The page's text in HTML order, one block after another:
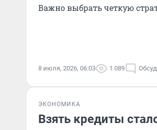
Важно выбрать четкую
8 июля, 2026, 06:03 1 089
ЭКОНОМИКА
Взять кредиты